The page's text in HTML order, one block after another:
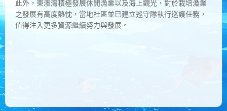
此外，東澳灣積極發展休閒漁業以及海上觀光，對於栽培漁業
之發展有高度熱忱，當地社區並已建立巡守隊執行巡護任務，
值得注入更多資源繼續努力與發展。
porn free 3 xxx moblie porn